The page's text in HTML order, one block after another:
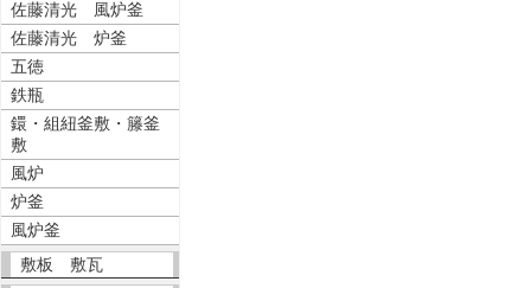
佐藤清光 風炉釜
佐藤清光 炉釜
五徳
鉄瓶
鐶・組紐釜敷・籐釜
敷
風炉
炉釜
風炉釜
敷板 敷瓦